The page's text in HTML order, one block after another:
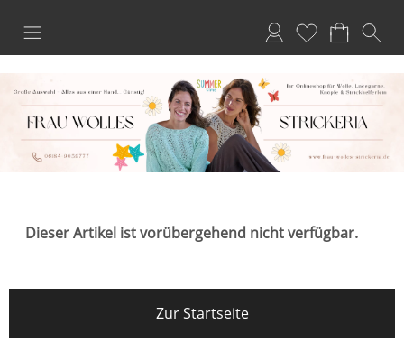
Anmelden
Merkliste
Dieser Artikel ist vorübergehend nicht verfügbar.
Zur Startseite